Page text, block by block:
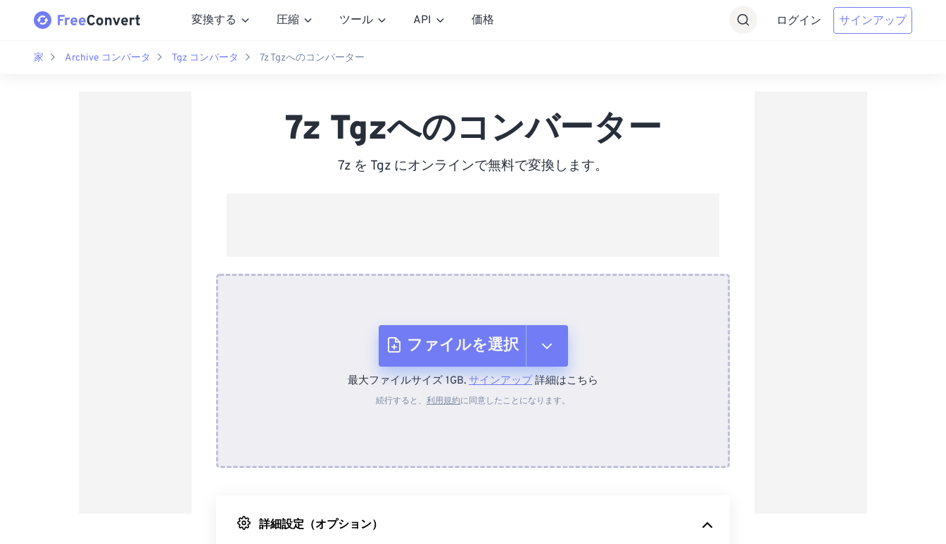
変換する 圧縮 ツール API 価格 ログイン サインアップ
家 Archive コンバータ Tgz コンバータ 7z Tgzへのコンバーター
7z Tgzへのコンバーター
7z を Tgz にオンラインで無料で変換します。
ファイルを選択
デバイスから
最大ファイルサイズ 1GB. サインアップ詳細はこちら
続行すると、 利用規約に同意したことになります。
詳細設定（オプション）